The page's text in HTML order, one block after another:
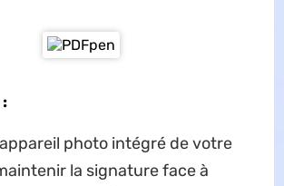
photo intégré de votre
la signature face à